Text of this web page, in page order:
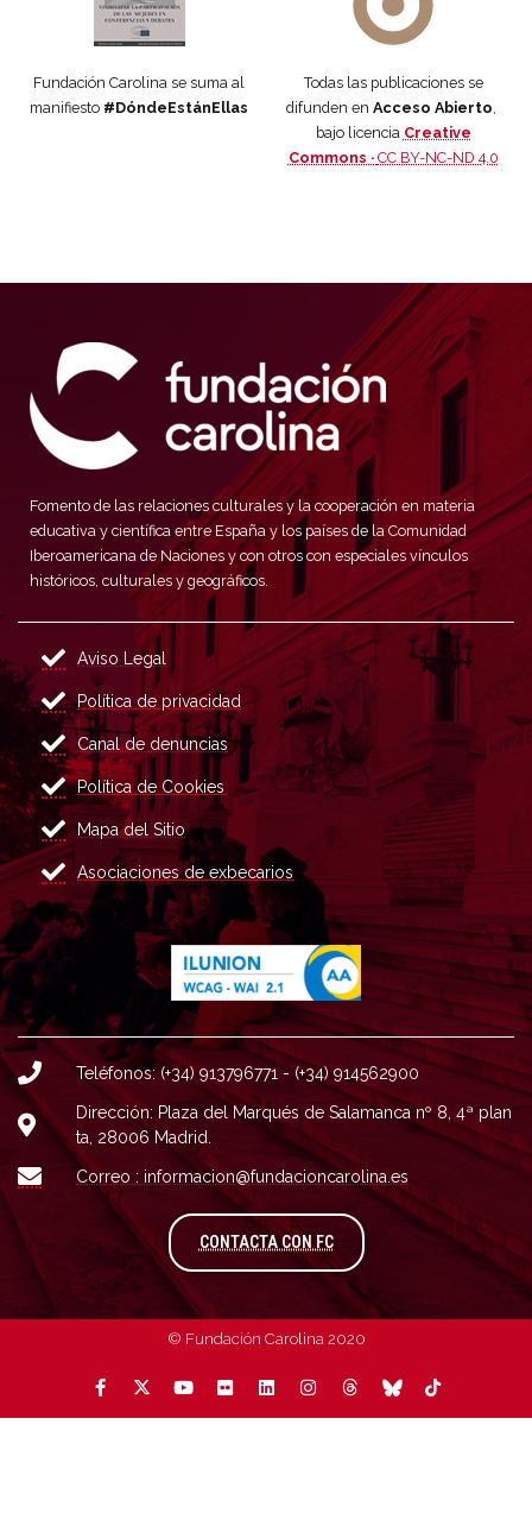
Fundación Carolina se suma al
manifiesto #DóndeEstánEllas
Todas las publicaciones se
difunden en Acceso Abierto,
bajo licencia Creative
Commons · CC BY-NC-ND 4.0
Fomento de las relaciones culturales y la cooperación en materia
educativa y científica entre España y los países de la Comunidad
Iberoamericana de Naciones y con otros con especiales vínculos
históricos, culturales y geográficos.
Aviso Legal
Política de privacidad
Canal de denuncias
Política de Cookies
Mapa del Sitio
Asociaciones de exbecarios
Teléfonos: (+34) 913796771 - (+34) 914562900
Dirección: Plaza del Marqués de Salamanca nº 8, 4ª plan
ta, 28006 Madrid.
Correo : informacion@fundacioncarolina.es
CONTACTA CON FCA TRAVÉS DEL
© Fundación Carolina 2020